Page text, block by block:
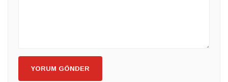
YORUM GÖNDER